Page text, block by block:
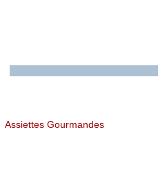
Assiettes Gourmandes